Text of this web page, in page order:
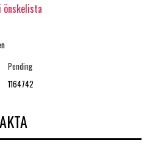
önskelista
Pending
1164742